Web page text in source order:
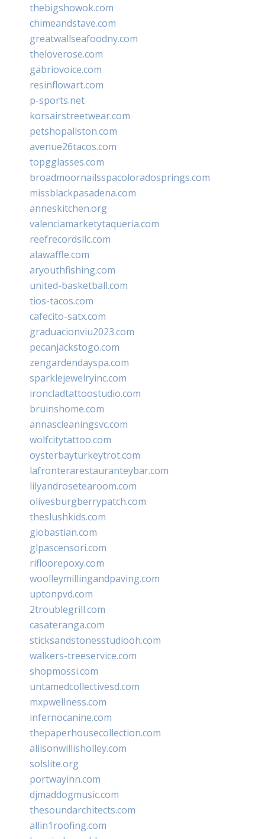
thebigshowok.com
chimeandstave.com
greatwallseafoodny.com
theloverose.com
gabriovoice.com
resinflowart.com
p-sports.net
korsairstreetwear.com
petshopallston.com
avenue26tacos.com
topgglasses.com
broadmoornailsspacoloradosprings.com
missblackpasadena.com
anneskitchen.org
valenciamarketytaqueria.com
reefrecordsllc.com
alawaffle.com
aryouthfishing.com
united-basketball.com
tios-tacos.com
cafecito-satx.com
graduacionviu2023.com
pecanjackstogo.com
zengardendayspa.com
sparklejewelryinc.com
ironcladtattoostudio.com
bruinshome.com
annascleaningsvc.com
wolfcitytattoo.com
oysterbayturkeytrot.com
lafronterarestauranteybar.com
lilyandrosetearoom.com
olivesburgberrypatch.com
theslushkids.com
giobastian.com
glpascensori.com
rifloorepoxy.com
woolleymillingandpaving.com
uptonpvd.com
2troublegrill.com
casateranga.com
sticksandstonesstudiooh.com
walkers-treeservice.com
shopmossi.com
untamedcollectivesd.com
mxpwellness.com
infernocanine.com
thepaperhousecollection.com
allisonwillisholley.com
solslite.org
portwayinn.com
djmaddogmusic.com
thesoundarchitects.com
allin1roofing.com